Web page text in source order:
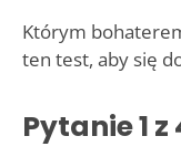
Którym
ten test, aby się
Pytanie1 z